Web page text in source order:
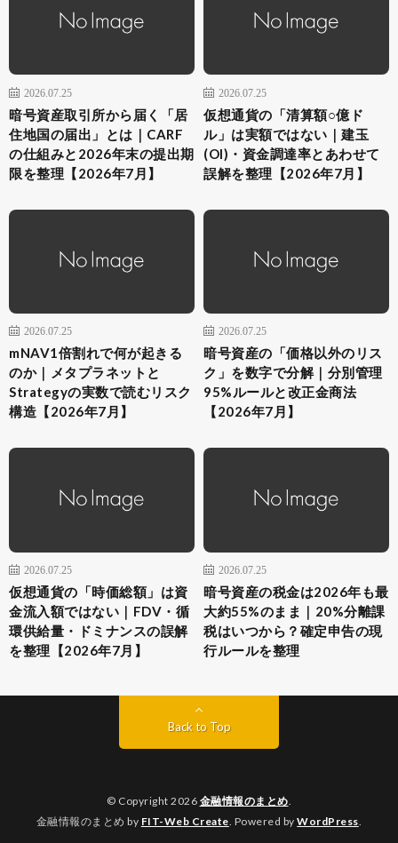
2026.07.25
暗号資産取引所から届く「居
住地国の届出」とは｜CARF
の仕組みと2026年末の提出期
限を整理【2026年7月】
2026.07.25
仮想通貨の「清算額○億ド
ル」は実額ではない｜建玉
(OI)・資金調達率とあわせて
誤解を整理【2026年7月】
2026.07.25
mNAV1倍割れで何が起きる
のか｜メタプラネットと
Strategyの実数で読むリスク
構造【2026年7月】
2026.07.25
暗号資産の「価格以外のリス
ク」を数字で分解｜分別管理
95%ルールと改正金商法
【2026年7月】
2026.07.25
仮想通貨の「時価総額」は資
金流入額ではない｜FDV・循
環供給量・ドミナンスの誤解
を整理【2026年7月】
2026.07.25
暗号資産の税金は2026年も最
大約55%のまま｜20%分離課
税はいつから？確定申告の現
行ルールを整理
Back to Top
© Copyright 2026 金融情報のまとめ
金融情報のまとめ by FIT-Web Create . Powered byWordPress